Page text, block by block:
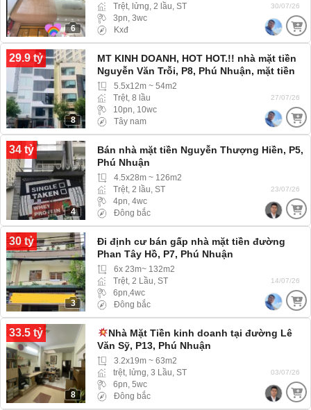
6
Trệt, lửng, 2 lầu, ST
3pn, 3wc
Kxđ
30/07/26
29.9 tỷ
8
MT KINH DOANH, HOT HOT.!! nhà mặt tiền
Nguyễn Văn Trỗi, P8, Phú Nhuận, mặt tiền
tiện kinh doanh buôn bán
5.5x12m ~ 54m2
Trệt, 8 lầu
10pn, 10wc
Tây nam
27/07/26
34 tỷ
4
Bán nhà mặt tiền Nguyễn Thượng Hiền, P5,
Phú Nhuận
4.5x28m ~ 126m2
Trệt, 2 lầu, ST
4pn, 4wc
Đông bắc
23/07/26
30 tỷ
3
Đi định cư bán gấp nhà mặt tiền đường
Phan Tây Hồ, P7, Phú Nhuận
6x 23m~ 132m2
Trệt, 2 Lầu, ST
6pn,4wc
Đông bắc
14/07/26
33.5 tỷ
8
Nhà Mặt Tiền kinh doanh tại đường Lê
Văn Sỹ, P13, Phú Nhuận
3.2x19m ~ 63m2
trệt, lửng, 3 Lầu, ST
6pn, 5wc
Đông bắc
03/07/26